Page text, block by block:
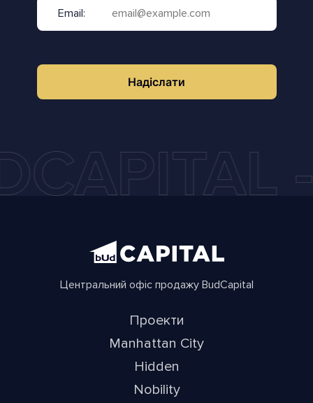
Email:
Надіслати
Центральний офіс продажу BudCapital
Проекти
Manhattan City
Hidden
Nobility